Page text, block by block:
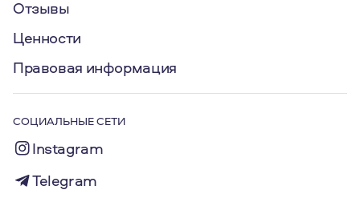
Отзывы
Ценности
Правовая информация
СОЦИАЛЬНЫЕ СЕТИ
Instagram
Telegram